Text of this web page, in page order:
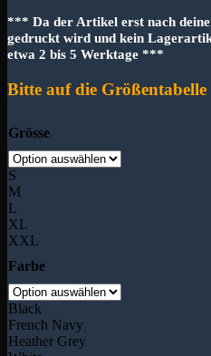
*** Da der Artikel erst nach
gedruckt wird und kein
etwa 2 bis 5 Werktage ***
Bitte auf die
Grösse
S
M
L
XL
XXL
Farbe
Black
French Navy
Heather Grey